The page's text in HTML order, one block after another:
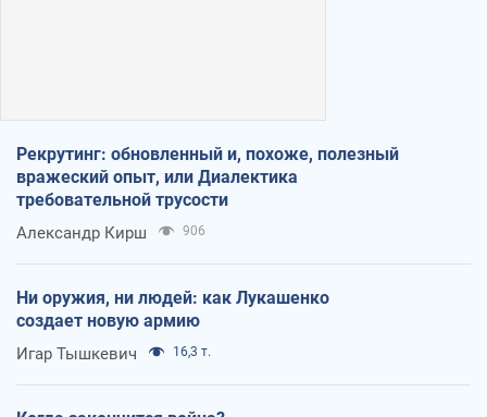
Рекрутинг: обновленный и, похоже, полезный
вражеский опыт, или Диалектика
требовательной трусости
Александр Кирш 906
Ни оружия, ни людей: как Лукашенко
создает новую армию
Игар Тышкевич 16,3 т.